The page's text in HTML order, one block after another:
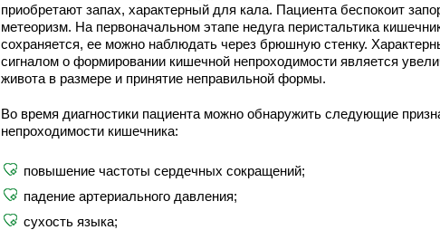
приобретают запах, характерный для кала. Пациента беспокоит
метеоризм. На первоначальном этапе недуга перистальтика
сохраняется, ее можно наблюдать через брюшную стенку.
сигналом о формировании кишечной непроходимости является
живота в размере и принятие неправильной формы.
Во время диагностики пациента можно обнаружить следующие
непроходимости кишечника:
повышение частоты сердечных сокращений;
падение артериального давления;
сухость языка;